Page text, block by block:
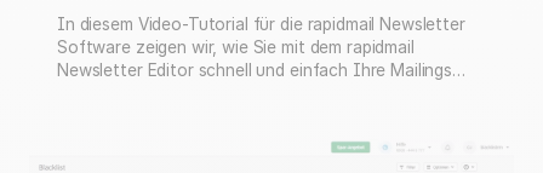
In diesem Video-Tutorial für die rapidmail Newsletter
Software zeigen wir, wie Sie mit dem rapidmail
Newsletter Editor schnell und einfach Ihre Mailings
Mailings zu erstellen und zuverlässig zu versenden.
Natürlich sind alle Mailings, die Sie im Editor bauen,